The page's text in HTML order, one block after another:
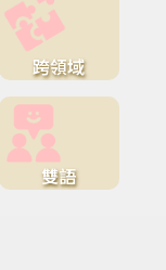
跨領域
雙語